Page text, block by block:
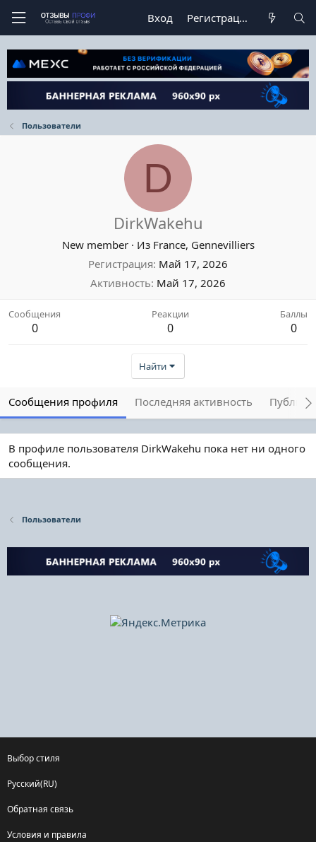
Вход Регистрация
Пользователи
D
DirkWakehu
New member · Из France, Gennevilliers
Регистрация Май 17, 2026
Активность Май 17, 2026
Сообщения
0
Реакции
0
Баллы
0
Найти
Сообщения профиля Последняя активность
В профиле пользователя DirkWakehu пока нет ни одного
сообщения.
Пользователи
Выбор стиля
Русский(RU)
Обратная связь
Условия и правила